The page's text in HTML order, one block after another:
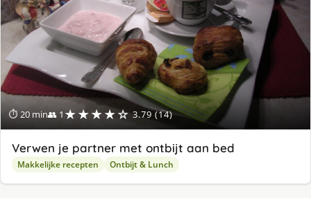
⏱ 20 min👥 1★★★★☆ 3.79 (14)
Verwen je partner met ontbijt aan bed
Makkelijke recepten Ontbijt & Lunch